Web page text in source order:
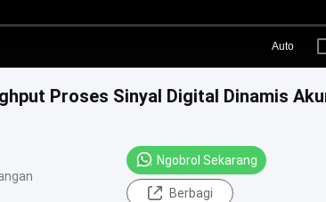
Auto
Proses Sinyal Digital Dinamis
Ngobrol Sekarang
Berbagi